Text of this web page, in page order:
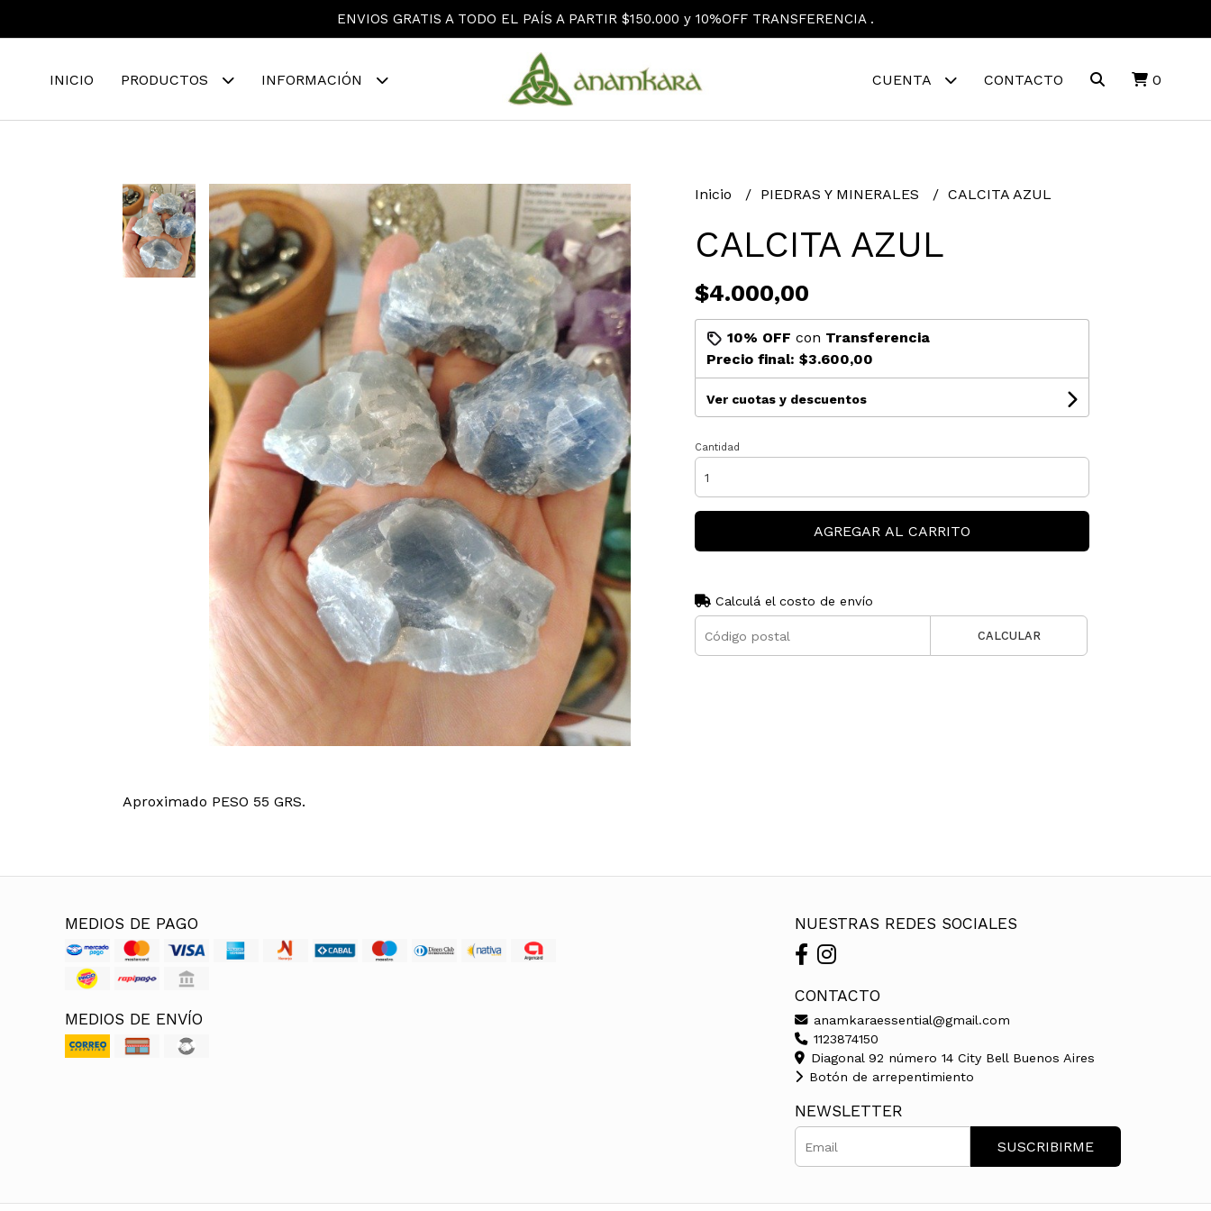
ENVIOS GRATIS A TODO EL PAÍS A PARTIR $150.000 y 10%OFF TRANSFERENCIA .
INICIO PRODUCTOS INFORMACIÓN CUENTA CONTACTO 0
Aproximado PESO 55 GRS.
Inicio PIEDRAS Y MINERALES CALCITA AZUL
CALCITA AZUL
$4.000,00
10% OFF con Transferencia
Precio final: $3.600,00
Ver cuotas y descuentos
Cantidad
AGREGAR AL CARRITO
Calculá el costo de envío
CALCULAR
MEDIOS DE PAGO
MEDIOS DE ENVÍO
NUESTRAS REDES SOCIALES
CONTACTO
anamkaraessential@gmail.com
1123874150
Diagonal 92 número 14 City Bell Buenos Aires
Botón de arrepentimiento
NEWSLETTER
SUSCRIBIRME